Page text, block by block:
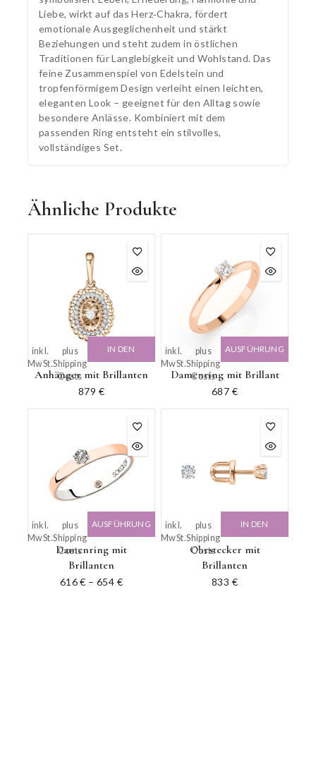
Liebe, wirkt auf das Herz‑Chakra, fördert
emotionale Ausgeglichenheit und stärkt
Beziehungen und steht zudem in östlichen
Traditionen für Langlebigkeit und Wohlstand. Das
feine Zusammenspiel von Edelstein und
tropfenförmigem Design verleiht einen leichten,
eleganten Look – geeignet für den Alltag sowie
besondere Anlässe. Kombiniert mit dem
passenden Ring entsteht ein stilvolles,
vollständiges Set.
Ähnliche Produkte
Anhänger mit Brillanten
879 €
inkl.
MwSt.
plus
Shipping
Costs
IN DEN
Damenring mit Brillant
687 €
inkl.
MwSt.
plus
Shipping
Costs
AUSFÜHRUNG
Damenring mit
Brillanten
616€ –654 €
inkl.
MwSt.
plus
Shipping
Costs
AUSFÜHRUNG
Ohrstecker mit
Brillanten
833 €
inkl.
MwSt.
plus
Shipping
Costs
IN DEN